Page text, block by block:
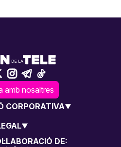
amb nosaltres
CORPORATIVA
DE: